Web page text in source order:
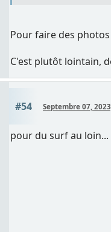
Pour faire des photos
C'est plutôt lointain,
#54 Septembre 07,
pour du surf au loin...